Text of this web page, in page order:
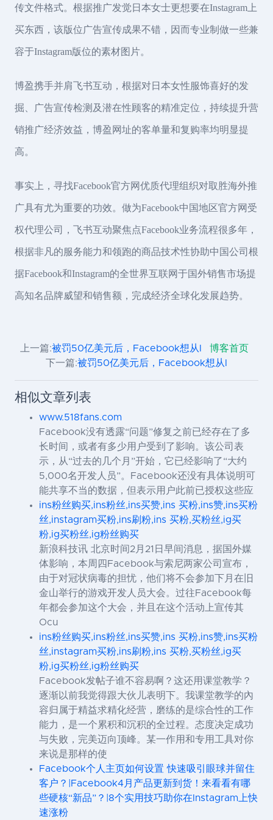
传文件格式。根据推广发觉日本女士更想要在Instagram上
买东西，该版位广告宣传成果不错，因而专业制做一些兼
容于Instagram版位的素材图片。
博盈携手并肩飞书互动，根据对日本女性服饰喜好的发
掘、广告宣传检测及潜在性顾客的精准定位，持续提升营
销推广经济效益，博盈网址的客单量和复购率均明显提
高。
事实上，寻找Facebook官方网优质代理组织对取胜海外推
广具有尤为重要的功效。做为Facebook中国地区官方网受
权代理公司，飞书互动聚焦点Facebook业务流程很多年，
根据非凡的服务能力和领跑的商品技术性协助中国公司根
据Facebook和Instagram的全世界互联网于国外销售市场提
高知名品牌威望和销售额，完成经济全球化发展趋势。
上一篇:被罚50亿美元后，Facebook想从I
博客首页
下一篇:被罚50亿美元后，Facebook想从I
相似文章列表
www.518fans.com
Facebook没有透露“问题”修复之前已经存在了多
长时间，或者有多少用户受到了影响。该公司表
示，从“过去的几个月”开始，它已经影响了“大约
5,000名开发人员”。Facebook还没有具体说明可
能共享不当的数据，但表示用户此前已授权这些应
ins粉丝购买,ins粉丝,ins买赞,ins 买粉,ins赞,ins买粉
丝,instagram买粉,ins刷粉,ins 买粉,买粉丝,ig买
粉,ig买粉丝,ig粉丝购买
新浪科技讯 北京时间2月21日早间消息，据国外媒
体影响，本周四Facebook与索尼两家公司宣布，
由于对冠状病毒的担忧，他们将不会参加下月在旧
金山举行的游戏开发人员大会。过往Facebook每
年都会参加这个大会，并且在这个活动上宣传其
Ocu
ins粉丝购买,ins粉丝,ins买赞,ins 买粉,ins赞,ins买粉
丝,instagram买粉,ins刷粉,ins 买粉,买粉丝,ig买
粉,ig买粉丝,ig粉丝购买
Facebook发帖子谁不容易啊？这还用课堂教学？
逐渐以前我觉得跟大伙儿表明下。我课堂教学的內
容归属于精益求精化经营，磨练的是综合性的工作
能力，是一个累积和沉积的全过程。态度决定成功
与失败，完美迈向顶峰。某一作用和专用工具对你
来说是那样的使
Facebook个人主页如何设置 快速吸引眼球并留住
客户？|Facebook4月产品更新到货！来看看有哪
些硬核“新品”？|8个实用技巧助你在Instagram上快
速涨粉